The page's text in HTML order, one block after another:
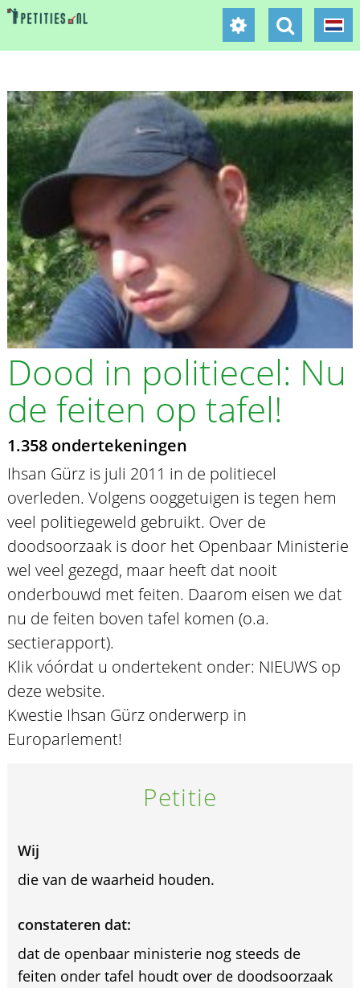
Dood in politiecel: Nu
de feiten op tafel!
1.358 ondertekeningen
Ihsan Gürz is juli 2011 in de politiecel
overleden. Volgens ooggetuigen is tegen hem
veel politiegeweld gebruikt. Over de
doodsoorzaak is door het Openbaar Ministerie
wel veel gezegd, maar heeft dat nooit
onderbouwd met feiten. Daarom eisen we dat
nu de feiten boven tafel komen (o.a.
sectierapport).
Klik vóórdat u ondertekent onder: NIEUWS op
deze website.
Kwestie Ihsan Gürz onderwerp in
Europarlement!
Petitie
Wij
die van de waarheid houden.
constateren dat:
dat de openbaar ministerie nog steeds de
feiten onder tafel houdt over de doodsoorzaak